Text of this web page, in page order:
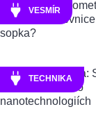
VESMÍR
TECHNIKA